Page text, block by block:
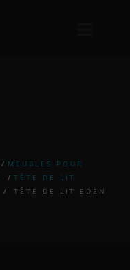
/ MEUBLES POUR
/ TÊTE DE LIT
/ TÊTE DE LIT EDEN